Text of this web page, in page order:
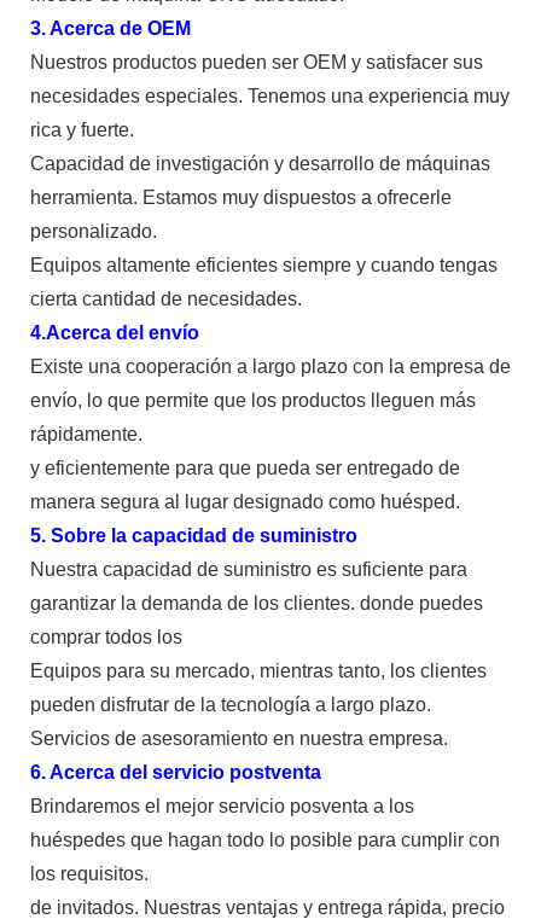
3. Acerca de OEM
Nuestros productos pueden ser OEM y satisfacer sus
necesidades especiales. Tenemos una experiencia muy
rica y fuerte.
Capacidad de investigación y desarrollo de máquinas
herramienta. Estamos muy dispuestos a ofrecerle
personalizado.
Equipos altamente eficientes siempre y cuando tengas
cierta cantidad de necesidades.
4.Acerca del envío
Existe una cooperación a largo plazo con la empresa de
envío, lo que permite que los productos lleguen más
rápidamente.
y eficientemente para que pueda ser entregado de
manera segura al lugar designado como huésped.
5. Sobre la capacidad de suministro
Nuestra capacidad de suministro es suficiente para
garantizar la demanda de los clientes. donde puedes
comprar todos los
Equipos para su mercado, mientras tanto, los clientes
pueden disfrutar de la tecnología a largo plazo.
Servicios de asesoramiento en nuestra empresa.
6. Acerca del servicio postventa
Brindaremos el mejor servicio posventa a los
huéspedes que hagan todo lo posible para cumplir con
los requisitos.
de invitados. Nuestras ventajas y entrega rápida, precio